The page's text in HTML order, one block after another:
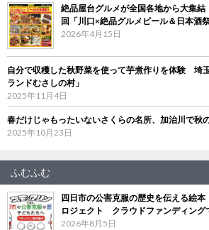
絶品屋台グルメが全国各地から大集
回「川口×絶品グルメビール＆日本酒
2026年4月15日
自分で収穫した秋野菜を使って芋煮作りを体験 埼
ランドむさしの村」
2025年11月4日
春だけじゃもったいないさくらの名所、加治川で秋
2025年10月23日
ふむふむ
四日市の公害克服の歴史を伝える絵
ロジェクト クラウドファンディング
2026年8月5日